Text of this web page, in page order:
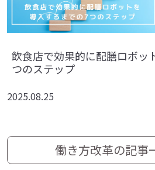
飲食店で効果的に配膳ロボッ
つのステップ
2025.08.25
働き方改革の記事